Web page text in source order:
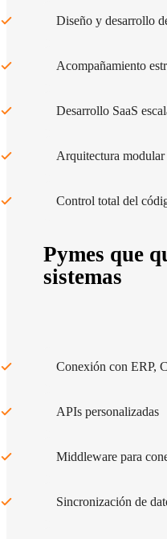
Diseño y desarrollo
Acompañamiento
Desarrollo SaaS
Arquitectura modular
Control total del
Pymes que
sistemas
Conexión con ERP,
APIs personalizadas
Middleware para
Sincronización de